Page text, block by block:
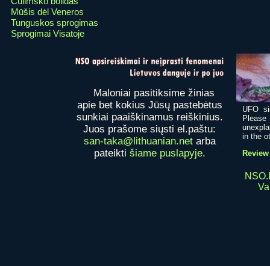
Mūšis dėl Veneros
Tunguskos sprogimas
Sprogimai Visatoje
Maloniai pasitiksime žinias
apie bet kokius Jūsų pastebėtus
sunkiai paaiškinamus reiškinius.
Juos prašome siųsti el.paštu:
san-taka@lithuanian.netarba
pateikti šiame puslapyje.
UFO
in the